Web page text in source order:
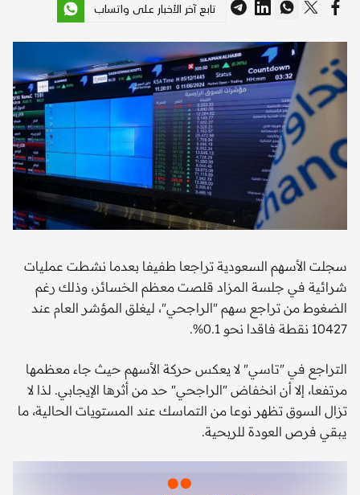
تابع آخر الأخبار على واتساب
سجلت الأسهم السعودية تراجعا طفيفا بعدما نشطت عمليات
شرائية في جلسة المزاد قلصت معظم الخسائر، وذلك رغم
الضغوط من تراجع سهم "الراجحي"، ليغلق المؤشر العام عند
10427 نقطة فاقدا نحو 0.1%.
التراجع في "تاسي" لا يعكس حركة الأسهم حيث جاء معظمها
مرتفعا، إلا أن انخفاض "الراجحي" حد من أثرها الإيجابي. لذا لا
تزال السوق تظهر نوعا من التماسك عند المستويات الحالية، ما
يبقي فرص العودة للربحية.